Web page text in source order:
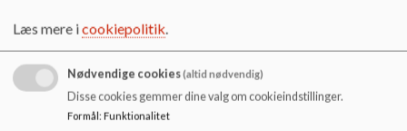
Trivsel
Skolen er et godt sted at lege, lære og arbejde. Du har det godt
mens du lærer noget!
Der er gensidig respekt og forståelse for hinanden i handling og
Læs mere icookiepolitik.
Nødvendige cookies(altid nødvendig)
Disse cookies gemmer dine valg om cookieindstillinger.
Formål: Funktionalitet